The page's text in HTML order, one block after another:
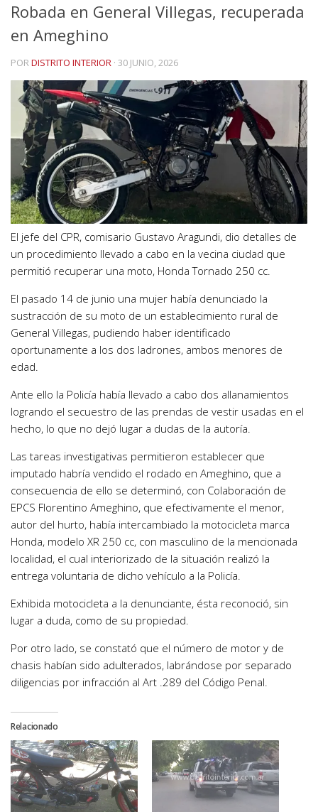
Robada en General Villegas, recuperada
en Ameghino
PORDISTRITO INTERIOR · 30 JUNIO, 2026
El jefe del CPR, comisario Gustavo Aragundi, dio detalles de
un procedimiento llevado a cabo en la vecina ciudad que
permitió recuperar una moto, Honda Tornado 250 cc.
El pasado 14 de junio una mujer había denunciado la
sustracción de su moto de un establecimiento rural de
General Villegas, pudiendo haber identificado
oportunamente a los dos ladrones, ambos menores de
edad.
Ante ello la Policía había llevado a cabo dos allanamientos
logrando el secuestro de las prendas de vestir usadas en el
hecho, lo que no dejó lugar a dudas de la autoría.
Las tareas investigativas permitieron establecer que
imputado habría vendido el rodado en Ameghino, que a
consecuencia de ello se determinó, con Colaboración de
EPCS Florentino Ameghino, que efectivamente el menor,
autor del hurto, había intercambiado la motocicleta marca
Honda, modelo XR 250 cc, con masculino de la mencionada
localidad, el cual interiorizado de la situación realizó la
entrega voluntaria de dicho vehículo a la Policía.
Exhibida motocicleta a la denunciante, ésta reconoció, sin
lugar a duda, como de su propiedad.
Por otro lado, se constató que el número de motor y de
chasis habían sido adulterados, labrándose por separado
diligencias por infracción al Art .289 del Código Penal.
Relacionado